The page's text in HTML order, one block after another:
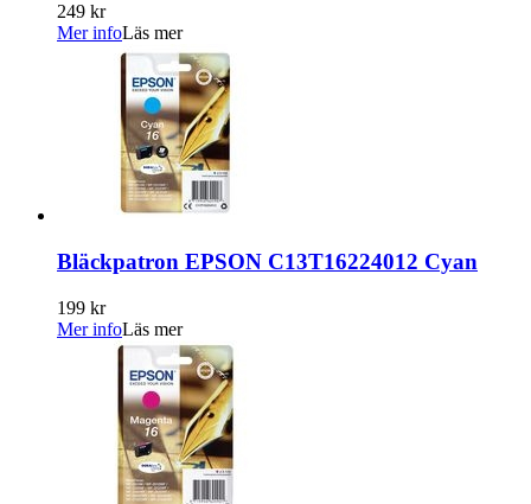
249 kr
Mer infoLäs mer
Bläckpatron EPSON C13T16224012 Cyan
199 kr
Mer infoLäs mer